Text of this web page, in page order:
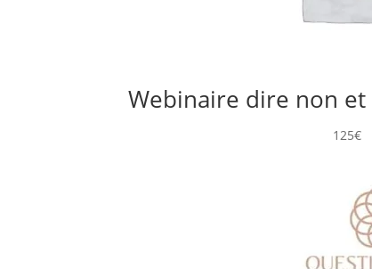
Webinaire dire non
125€